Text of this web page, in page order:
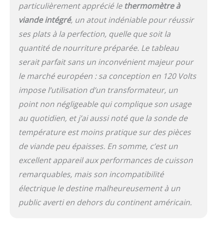
polyvalence 8 en 1 et 24
préréglages de cuisson,
notre friteuse
multifonction peut frire à
l'air, cuire lentement,
égoutter et bien plus
différents régimes, que
vous prépariez du steak,
du poisson, du poulet, du
porc ou des frites. En
outre, les préréglages
One-Touch vous
permettent de cuire
facilement du bacon, des
ailes de poulet, du pop-
corn et bien plus encore.
dernier revêtement
PFOA/PFOS, non toxique
particulièrement apprécié le thermomètre à
viande intégré, un atout indéniable pour réussir
ses plats à la perfection, quelle que soit la
quantité de nourriture préparée. Le tableau
serait parfait sans un inconvénient majeur pour
le marché européen : sa conception en 120 Volts
impose l’utilisation d’un transformateur, un
point non négligeable qui complique son usage
au quotidien, et j’ai aussi noté que la sonde de
température est moins pratique sur des pièces
de viande peu épaisses. En somme, c’est un
excellent appareil aux performances de cuisson
remarquables, mais son incompatibilité
électrique le destine malheureusement à un
public averti en dehors du continent américain.